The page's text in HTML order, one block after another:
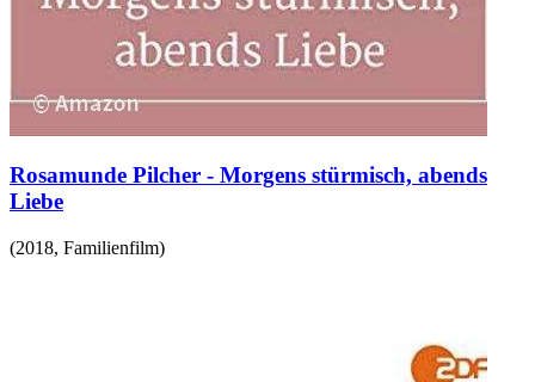
Rosamunde Pilcher - Morgens stürmisch, abends
Liebe
(2018, Familienfilm)